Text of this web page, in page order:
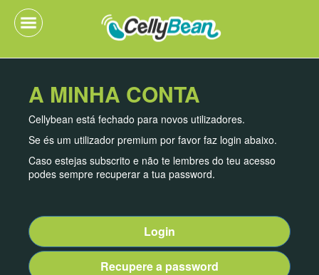
A MINHA CONTA
Cellybean está fechado para novos utilizadores.
Se és um utilizador premium por favor faz login abaixo.
Caso estejas subscrito e não te lembres do teu acesso
podes sempre recuperar a tua password.
Login
Recupere a password